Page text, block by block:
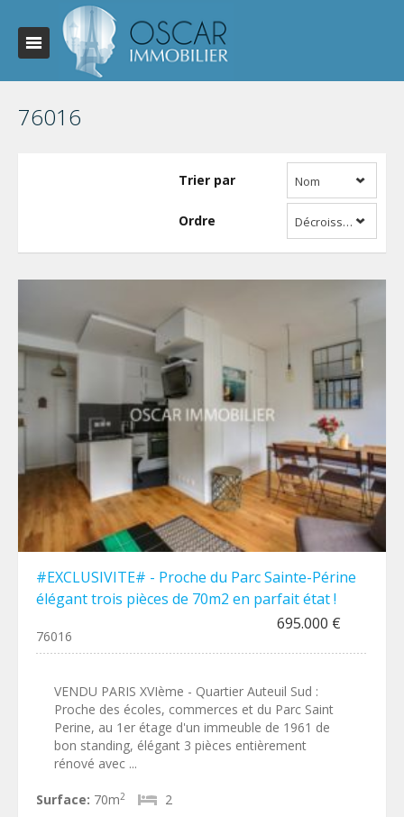
76016
Trier par Nom
Ordre Décroissant
#EXCLUSIVITE# - Proche du Parc Sainte-Périne
élégant trois pièces de 70m2 en parfait état !
695.000 €
76016
VENDU PARIS XVIème - Quartier Auteuil Sud :
Proche des écoles, commerces et du Parc Saint
Perine, au 1er étage d'un immeuble de 1961 de
bon standing, élégant 3 pièces entièrement
rénové avec ...
Surface: 70m2 2